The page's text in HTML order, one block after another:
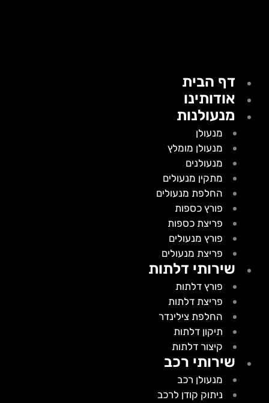
דף הבית
אודותינו
מנעולנות
מנעולן
מנעולן מומלץ
מנעולנים
מתקין מנעולים
החלפת מנעולים
פורץ כספות
פריצת כספות
פורץ מנעולים
פריצת מנעולים
שירותי דלתות
פורץ דלתות
פריצת דלתות
החלפת צילינדר
תיקון דלתות
קיצור דלתות
שירותי רכב
מנעולן רכב
ניתוק קודן לרכב